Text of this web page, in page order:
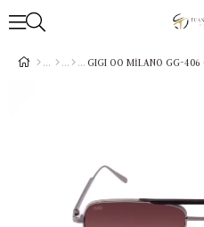
GIGI OO MİLANO GG-